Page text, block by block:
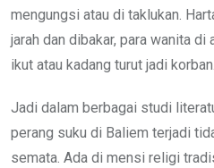
mengungsi atau di taklukan.
jarah dan dibakar, para wanita
ikut atau kadang turut jadi korban.
Jadi dalam berbagai studi
perang suku di Baliem terjadi
semata. Ada di mensi religi